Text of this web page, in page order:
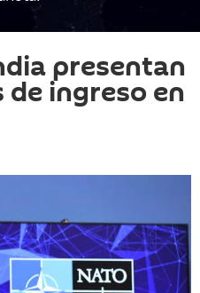
presentan
ingreso en